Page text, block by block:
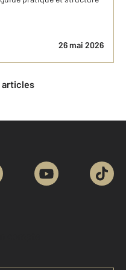
26 mai 2026
articles
compte